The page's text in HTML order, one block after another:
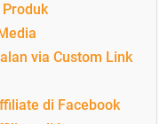
via Custom Link
di Facebook